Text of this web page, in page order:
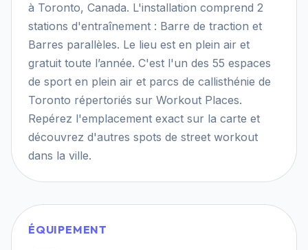
à Toronto, Canada. L'installation comprend 2
stations d'entraînement : Barre de traction et
Barres parallèles. Le lieu est en plein air et
gratuit toute l’année. C'est l'un des 55 espaces
de sport en plein air et parcs de callisthénie de
Toronto répertoriés sur Workout Places.
Repérez l'emplacement exact sur la carte et
découvrez d'autres spots de street workout
dans la ville.
ÉQUIPEMENT